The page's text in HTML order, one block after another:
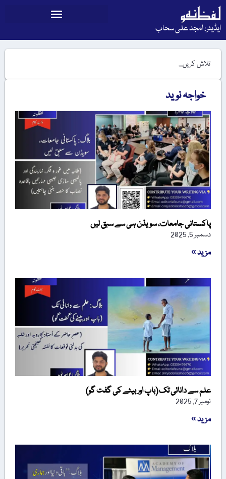
ایڈیٹر: امجد علی سحاب
خواجہ نوید
پاکستانی جامعات، سویڈن ہی سے سبق لیں
دسمبر 5, 2025
مزید »
علم سے دانائی تک (باپ اور بیٹے کی گفت گو)
نومبر 7, 2025
مزید »